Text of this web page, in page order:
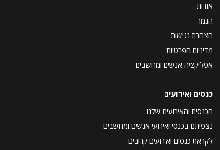
אודות
הנמר
הצהרת נגישות
מדיניות הפרטיות
אפליקציה אנשים ומחשבים
כנסים ואירועים
הכנסים והאירועים שלנו
נצפיתם בכנסי ואירועי אנשים ומחשבים
לקראת כנסים ואירועים קרובים